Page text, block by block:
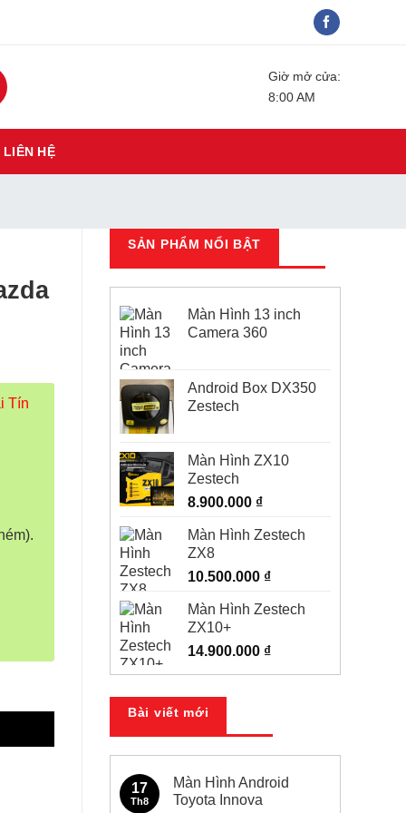
Giờ mở cửa:
8:00 AM
LIÊN HỆ
SẢN PHẨM NỔI BẬT
Màn Hình 13 inch
Camera 360
Android Box DX350
Zestech
Màn Hình ZX10
Zestech
8.900.000 ₫
Màn Hình Zestech
ZX8
10.500.000 ₫
Màn Hình Zestech
ZX10+
14.900.000 ₫
Bài viết mới
17
Th8
Màn Hình Android
Toyota Innova
Tín